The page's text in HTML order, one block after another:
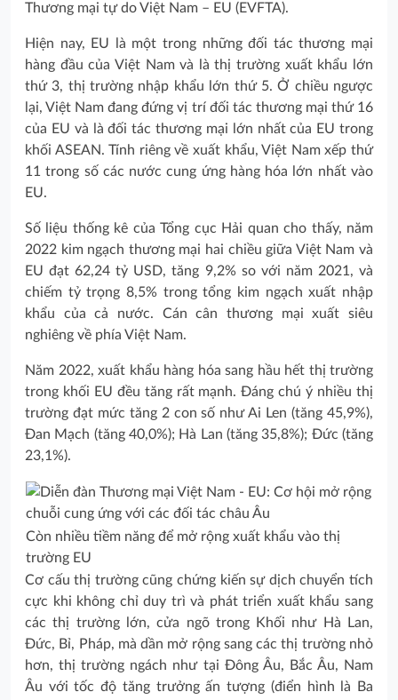
Thương mại tự do Việt Nam – EU (EVFTA).
Hiện nay, EU là một trong những đối tác thương mại
hàng đầu của Việt Nam và là thị trường xuất khẩu lớn
thứ 3, thị trường nhập khẩu lớn thứ 5. Ở chiều ngược
lại, Việt Nam đang đứng vị trí đối tác thương mại thứ 16
của EU và là đối tác thương mại lớn nhất của EU trong
khối ASEAN. Tính riêng về xuất khẩu, Việt Nam xếp thứ
11 trong số các nước cung ứng hàng hóa lớn nhất vào
EU.
Số liệu thống kê của Tổng cục Hải quan cho thấy, năm
2022 kim ngạch thương mại hai chiều giữa Việt Nam và
EU đạt 62,24 tỷ USD, tăng 9,2% so với năm 2021, và
chiếm tỷ trọng 8,5% trong tổng kim ngạch xuất nhập
khẩu của cả nước. Cán cân thương mại xuất siêu
nghiêng về phía Việt Nam.
Năm 2022, xuất khẩu hàng hóa sang hầu hết thị trường
trong khối EU đều tăng rất mạnh. Đáng chú ý nhiều thị
trường đạt mức tăng 2 con số như Ai Len (tăng 45,9%),
Đan Mạch (tăng 40,0%); Hà Lan (tăng 35,8%); Đức (tăng
23,1%).
Còn nhiều tiềm năng để mở rộng xuất khẩu vào thị
trường EU
Cơ cấu thị trường cũng chứng kiến sự dịch chuyển tích
cực khi không chỉ duy trì và phát triển xuất khẩu sang
các thị trường lớn, cửa ngõ trong Khối như Hà Lan,
Đức, Bỉ, Pháp, mà dần mở rộng sang các thị trường nhỏ
hơn, thị trường ngách như tại Đông Âu, Bắc Âu, Nam
Âu với tốc độ tăng trưởng ấn tượng (điển hình là Ba